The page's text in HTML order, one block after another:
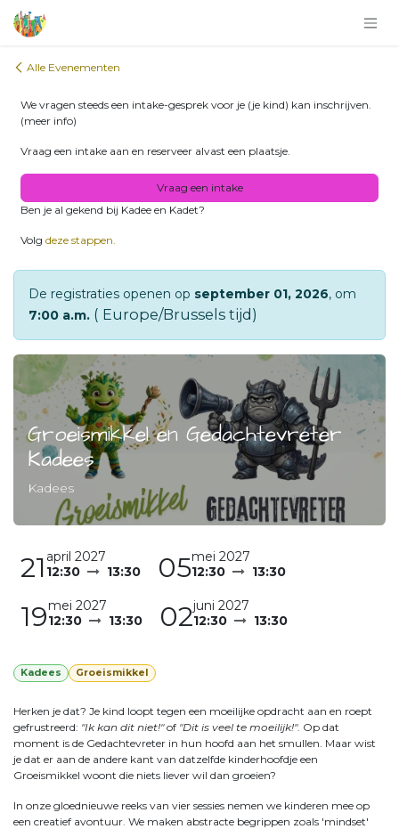
Alle Evenementen
We vragen steeds een intake-gesprek voor je (je kind) kan inschrijven.
(meer info)
Vraag een intake aan en reserveer alvast een plaatsje.
Vraag een intake
Ben je al gekend bij Kadee en Kadet?
Volg deze stappen.
De registraties openen op september 01, 2026, om
7:00 a.m. ( Europe/Brussels tijd)
Groeismikkel en Gedachtevreter
Kadees
Kadees
21 april 2027
12:30
13:30 05mei 2027
12:30
13:30
19mei 2027
12:30
13:30 02juni 2027
12:30
13:30
Kadees Groeismikkel
Herken je dat? Je kind loopt tegen een moeilijke opdracht aan en roept
gefrustreerd: "Ik kan dit niet!"of "Dit is veel te moeilijk!". Op dat
moment is de Gedachtevreter in hun hoofd aan het smullen. Maar wist
je dat er aan de andere kant van datzelfde kinderhoofdje een
Groeismikkel woont die niets liever wil dan groeien?
In onze gloednieuwe reeks van vier sessies nemen we kinderen mee op
een creatief avontuur. We maken abstracte begrippen zoals 'mindset'